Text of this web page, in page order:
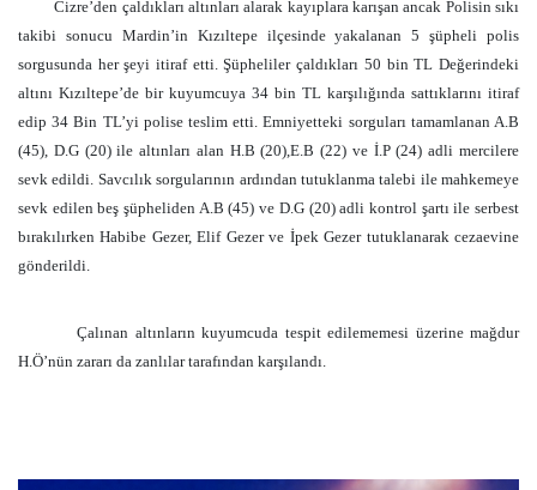
Cizre’den çaldıkları altınları alarak kayıplara karışan ancak Polisin sıkı
takibi sonucu Mardin’in Kızıltepe ilçesinde yakalanan 5 şüpheli polis
sorgusunda her şeyi itiraf etti. Şüpheliler çaldıkları 50 bin TL Değerindeki
altını Kızıltepe’de bir kuyumcuya 34 bin TL karşılığında sattıklarını itiraf
edip 34 Bin TL’yi polise teslim etti. Emniyetteki sorguları tamamlanan A.B
(45), D.G (20) ile altınları alan H.B (20),E.B (22) ve İ.P (24) adli mercilere
sevk edildi. Savcılık sorgularının ardından tutuklanma talebi ile mahkemeye
sevk edilen beş şüpheliden A.B (45) ve D.G (20) adli kontrol şartı ile serbest
bırakılırken Habibe Gezer, Elif Gezer ve İpek Gezer tutuklanarak cezaevine
gönderildi.
Çalınan altınların kuyumcuda tespit edilememesi üzerine mağdur
H.Ö’nün zararı da zanlılar tarafından karşılandı.